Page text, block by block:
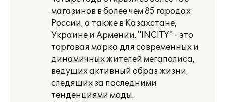
магазинов в более чем 85 городах
России, а также в Казахстане,
Украине и Армении. "INCITY" - это
торговая марка для современных и
динамичных жителей мегаполиса,
ведущих активный образ жизни,
следящих за последними
тенденциями моды.